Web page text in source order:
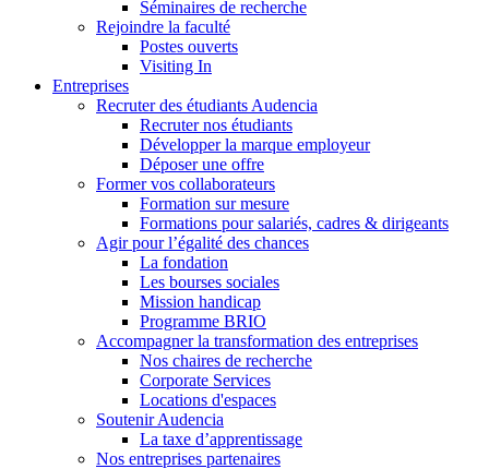
Séminaires de recherche
Rejoindre la faculté
Postes ouverts
Visiting In
Entreprises
Recruter des étudiants Audencia
Recruter nos étudiants
Développer la marque employeur
Déposer une offre
Former vos collaborateurs
Formation sur mesure
Formations pour salariés, cadres & dirigeants
Agir pour l’égalité des chances
La fondation
Les bourses sociales
Mission handicap
Programme BRIO
Accompagner la transformation des entreprises
Nos chaires de recherche
Corporate Services
Locations d'espaces
Soutenir Audencia
La taxe d’apprentissage
Nos entreprises partenaires